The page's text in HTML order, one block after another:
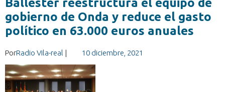
Ballester reestructura el equipo de
gobierno de Onda y reduce el gasto
político en 63.000 euros anuales
PorRadio Vila-real | 10 diciembre, 2021